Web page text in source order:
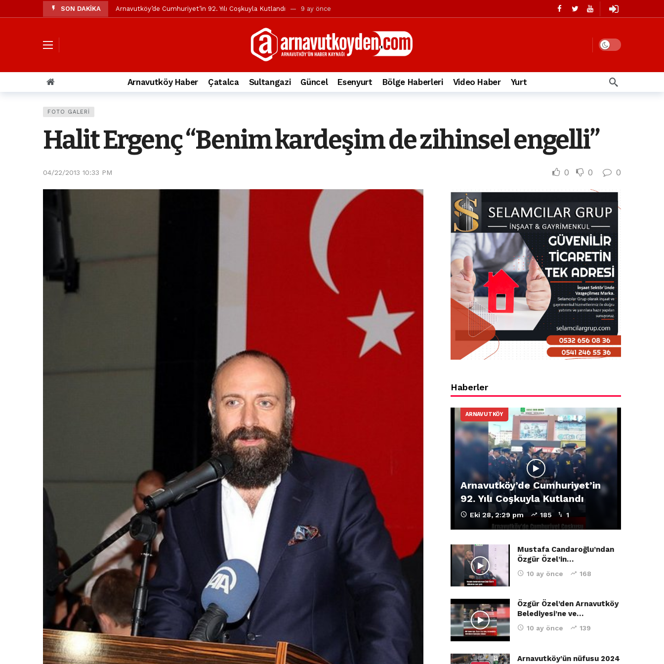
SON DAKİKA Arnavutköy’de Cumhuriyet’in 92. Yılı Coşkuyla Kutlandı 9 ay önce
Özgür Özel’den Arnavutköy Belediyesi’ne ve Mustafa Candaroğlu’na yönelik suçlamalar 10 ay önce
Arnavutköy’ün nüfusu 2024 yılında 344.868’e ulaştı 1 yıl önce
Arnavutköy Taşoluk’ta seyir halindeki otomobil alev alev yandı. 2 yıl önce
Arnavutköy İmrahor Mahallesi sakinleri protesto gösterisi düzenledi 2 yıl önce
İstanbul Havalimanı yolundaki kazada, taksideki yolcu öldü 3 yıl önce
Arnavutkoy Belediyesi’ne su baskını tepkisi 3 yıl önce
Arnavutköy Haber Çatalca Sultangazi Güncel Esenyurt Bölge Haberleri Video Haber Yurt
FOTO GALERI
Halit Ergenç “Benim kardeşim de zihinsel engelli”
04/22/2013 10:33 PM 0 0 0
Haberler
ARNAVUTKÖY
Arnavutköy’de Cumhuriyet’in
92. Yılı Coşkuyla Kutlandı
Eki 28, 2:29 pm 185 1
Mustafa Candaroğlu’ndan
Özgür Özel’in…
10 ay önce 168
Özgür Özel’den Arnavutköy
Belediyesi’ne ve…
10 ay önce 139
Arnavutköy’ün nüfusu 2024